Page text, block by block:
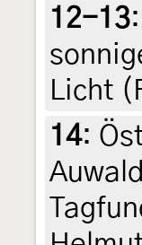
12-13:
Licht
14: